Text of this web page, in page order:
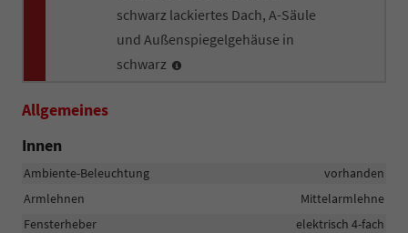
schwarz lackiertes Dach, A-Säule
und Außenspiegelgehäuse in
schwarz
Allgemeines
Innen
Ambiente-Beleuchtung
vorhanden
Armlehnen
Mittelarmlehne
Fensterheber
elektrisch 4-fach